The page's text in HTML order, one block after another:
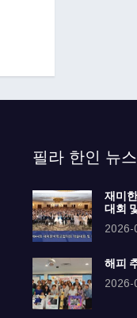
필라 한인 뉴스
재미
대회
2026-
해피
2026-